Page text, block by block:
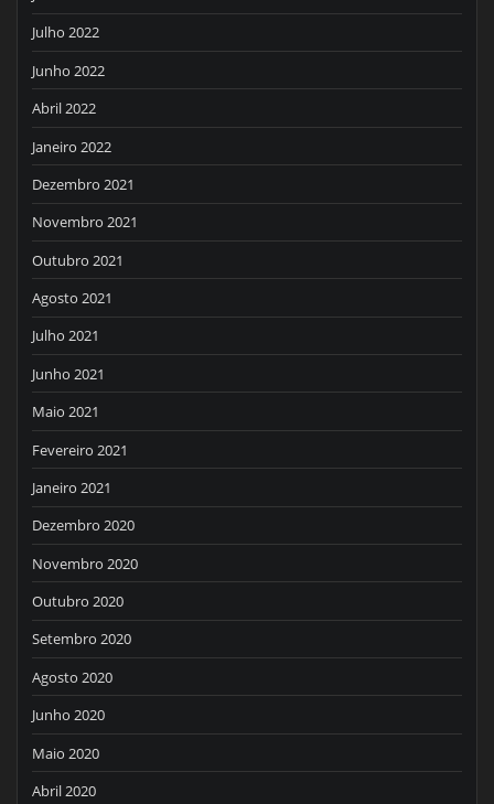
Julho 2022
Junho 2022
Abril 2022
Janeiro 2022
Dezembro 2021
Novembro 2021
Outubro 2021
Agosto 2021
Julho 2021
Junho 2021
Maio 2021
Fevereiro 2021
Janeiro 2021
Dezembro 2020
Novembro 2020
Outubro 2020
Setembro 2020
Agosto 2020
Junho 2020
Maio 2020
Abril 2020